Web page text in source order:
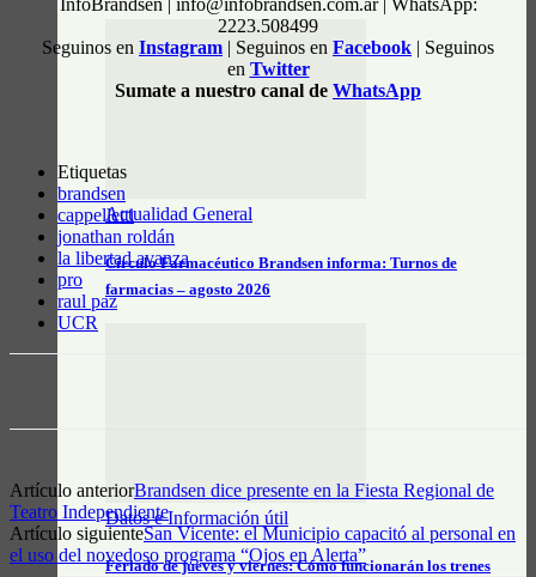
Actualidad General
Círculo Farmacéutico Brandsen informa: Turnos de
farmacias – agosto 2026
Datos e Información útil
Feriado de jueves y viernes: Cómo funcionarán los trenes
2223.508499
Seguinos en Instagram | Seguinos en Facebook | Seguinos
en Twitter
Sumate a nuestro canal de WhatsApp
Etiquetas
brandsen
cappelletti
jonathan roldán
la libertad avanza
pro
raul paz
UCR
Artículo anteriorBrandsen dice presente en la Fiesta Regional de
Teatro Independiente
Artículo siguienteSan Vicente: el Municipio capacitó al personal en
el uso del novedoso programa “Ojos en Alerta”